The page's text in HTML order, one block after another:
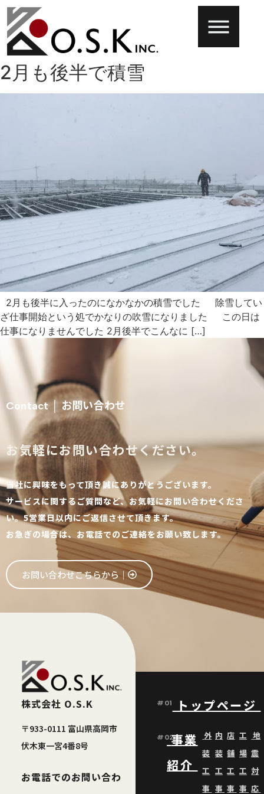
2月も後半で積雪
2月も後半に入ったのになかなかの積雪でした 除雪してい
ざ仕事開始という処でかなりの吹雪になりました この日は
仕事になりませんでした 2月後半でこんなに […]
Contact │ お問い合わせ
お気軽にお問い合わせください。
当社に興味をもって頂き誠にありがとうございます。
サービスに関するご質問など、お気軽にお問い合わせくださ
い。5営業日以内にご返信させて頂きます。
お急ぎの場合は、お電話でのご連絡をお願い致します。
お問い合わせこちらから│
株式会社 O.S.K
〒933-0111 富山県高岡市
伏木東一宮4番8号
お電話でのお問い合わ
#01 トップページ
#02事業
紹介
外
装
工
事
内
装
工
事
店
舗
工
事
工
場
工
事
地
震
対
応